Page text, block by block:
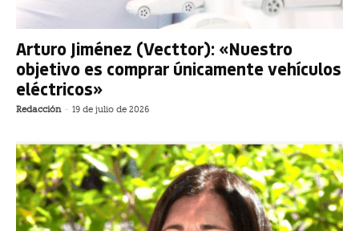
Arturo Jiménez (Vecttor): «Nuestro
objetivo es comprar únicamente vehículos
eléctricos»
Redacción - 19 de julio de 2026